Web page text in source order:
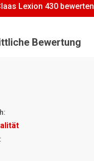
Lexion 430 bewerten
Bewertung